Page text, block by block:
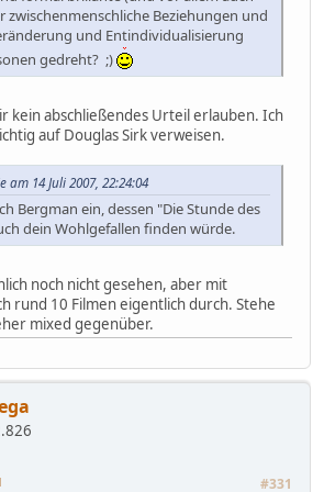
zwischenmenschliche Beziehungen und
und Entindividualisierung
gedreht? ;)
kein abschließendes Urteil erlauben. Ich
auf Douglas Sirk verweisen.
am 14 Juli 2007, 22:24:04
Bergman ein, dessen "Die Stunde des
dein Wohlgefallen finden würde.
noch nicht gesehen, aber mit
rund 10 Filmen eigentlich durch. Stehe
mixed gegenüber.
#331